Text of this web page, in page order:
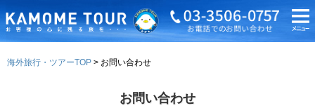
海外旅行・ツアーTOP お問い合わせ
お問い合わせ